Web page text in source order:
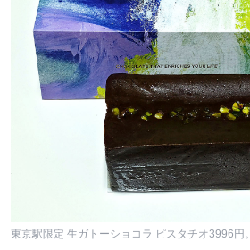
東京駅限定 生ガトーショコラ ピスタチオ3996円。